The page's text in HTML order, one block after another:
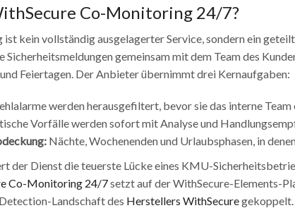
Co-Monitoring 24/7?
kein vollständig ausgelagerter Service, sondern ein
Sicherheitsmeldungen gemeinsam mit dem Team des
Feiertagen. Der Anbieter übernimmt drei Kernaufgaben:
werden herausgefiltert, bevor sie das interne Team
Vorfälle werden sofort mit Analyse und
Nächte, Wochenenden und Urlaubsphasen, in
der Dienst die teuerste Lücke eines KMU-
Co-Monitoring 24/7setzt auf der WithSecure-Elements-
Landschaft des Herstellers WithSecuregekoppelt.